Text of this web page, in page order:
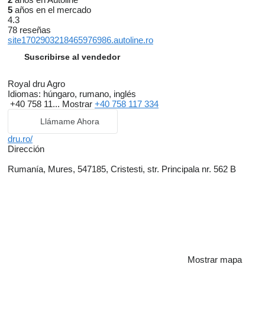
5 años en el mercado
4.3
78 reseñas
site1702903218465976986.autoline.ro
Suscribirse al vendedor
Royal dru Agro
Idiomas: húngaro, rumano, inglés
+40 758 11... Mostrar +40 758 117 334
Llámame Ahora
dru.ro/
Dirección
Rumanía, Mures, 547185, Cristesti, str. Principala nr. 562 B
Mostrar mapa